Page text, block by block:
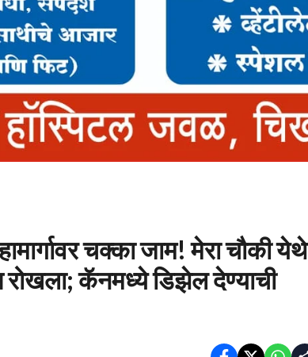
चक्का जाम! मेरा चौकी येथे
रोखला; कॅनमध्ये डिझेल देण्याची